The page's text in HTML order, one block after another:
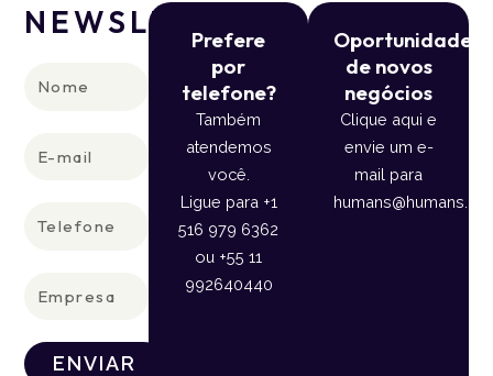
NEWSLETTER
ENVIAR
Prefere
por
telefone?
Também
atendemos
você.
Ligue para +1
516 979 6362
ou +55 11
992640440
Oportunidade
de novos
negócios
Clique aqui e
envie um e-
mail para